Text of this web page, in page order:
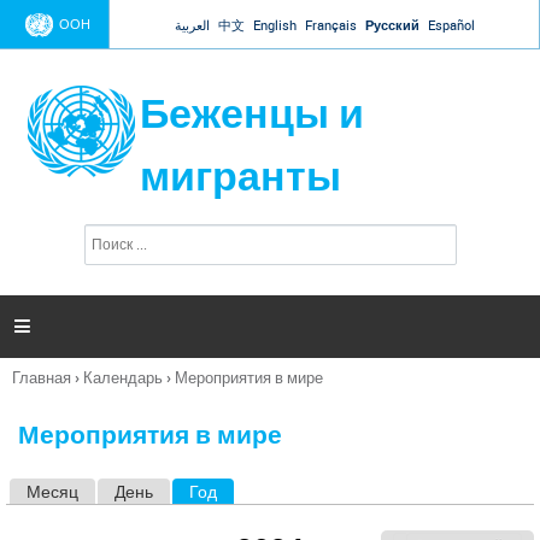
Jump to navigation
ООН العربية 中文 English Français Русский Español
Беженцы и
мигранты
п
и

Вы
Главная › Календарь › Мероприятия в мире
Мероприятия в мире
Месяц День Год